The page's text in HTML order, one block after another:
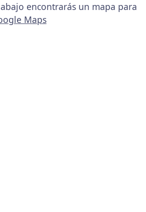
encontrarás un mapa para
Maps